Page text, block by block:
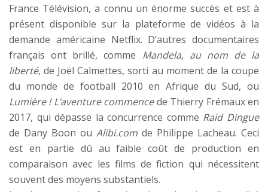
France Télévision, a connu un énorme succès et est à
présent disponible sur la plateforme de vidéos à la
demande américaine Netflix. D’autres documentaires
français ont brillé, comme Mandela, au nom de la
liberté, de Joël Calmettes, sorti au moment de la coupe
du monde de football 2010 en Afrique du Sud, ou
Lumière ! L’aventure commencede Thierry Frémaux en
2017, qui dépasse la concurrence comme Raid Dingue
de Dany Boon ou Alibi.com de Philippe Lacheau. Ceci
est en partie dû au faible coût de production en
comparaison avec les films de fiction qui nécessitent
souvent des moyens substantiels.